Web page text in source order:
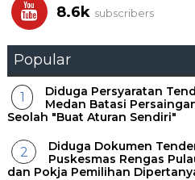
8.6k subscribers
Popular
Diduga Persyaratan
Medan Batasi
Seolah "Buat Aturan Sendiri"
Diduga Dokumen
Puskesmas Rengas
dan Pokja Pemilihan